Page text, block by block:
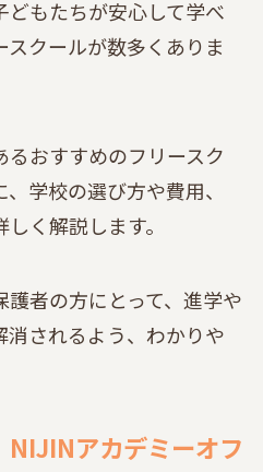
もたちが安心して学べ
クールが数多くありま
おすすめのフリースク
学校の選び方や費用、
く解説します。
者の方にとって、進学や
されるよう、わかりや
アカデミーオフ